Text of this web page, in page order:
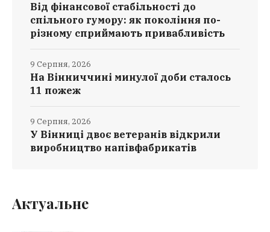
Від фінансової стабільності до
спільного гумору: як покоління по-
різному сприймають привабливість
На Вінниччині минулої доби сталось
11 пожеж
9 Серпня, 2026
У Вінниці двоє ветеранів відкрили
виробництво напівфабрикатів
9 Серпня, 2026
Актуальне